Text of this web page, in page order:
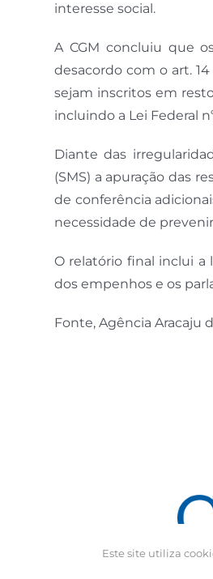
interesse social.
A CGM concluiu que
desacordo com o art.
sejam inscritos em
incluindo a Lei Federal
Diante das
(SMS) a apuração das
de conferência
necessidade de
O relatório final inclui a
dos empenhos e os
Fonte, Agência Aracaju
Este site utiliza